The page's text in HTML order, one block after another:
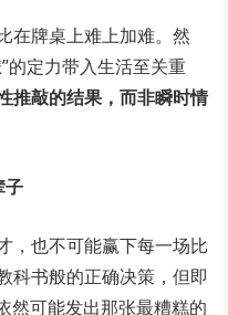
在牌桌上难上加难。然
的定力带入生活至关重
推敲的结果，而非瞬时情
子
，也不可能赢下每一场比
科书般的正确决策，但即
然可能发出那张最糟糕的